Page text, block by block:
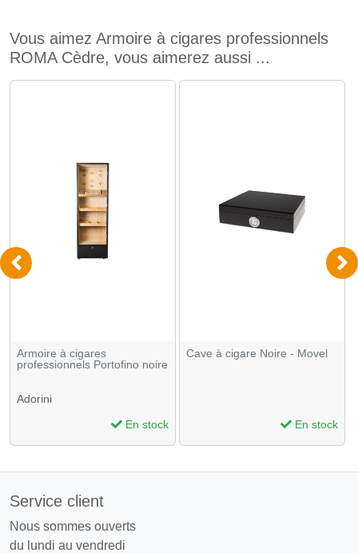
Vous aimez Armoire à cigares professionnels
ROMA Cèdre, vous aimerez aussi ...
Armoire à cigares
professionnels Portofino noire
Adorini
En stock
Cave à cigare Noire - Movel
En stock
Service client
Nous sommes ouverts
du lundi au vendredi